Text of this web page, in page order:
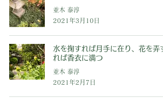
並木 泰淳
2021年3月10日
水を掬すれば月手に在り、花を弄す
れば香衣に満つ
並木 泰淳
2021年2月7日